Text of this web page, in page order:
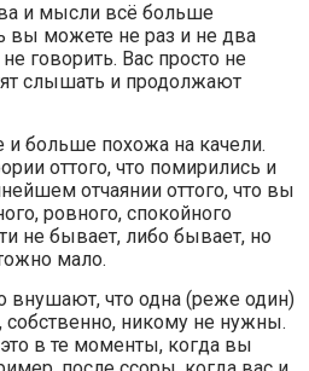
и мысли всё больше
вы можете не раз и не два
говорить. Вас просто не
слышать и продолжают
больше похожа на качели.
оттого, что помирились и
отчаянии оттого, что вы
ровного, спокойного
не бывает, либо бывает, но
мало.
внушают, что одна (реже один)
никому не нужны.
в те моменты, когда вы